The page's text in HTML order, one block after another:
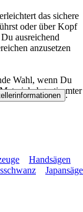
das sichere
oder über Kopf
ausreichend
anzusetzen
Wahl, wenn Du
abgestimmter
.
Handsägen
Japansäge